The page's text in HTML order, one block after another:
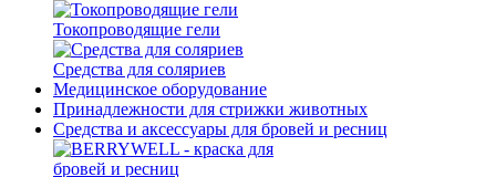
Токопроводящие гели
Средства для соляриев
Медицинское оборудование
Принадлежности для стрижки животных
Средства и аксессуары для бровей и ресниц